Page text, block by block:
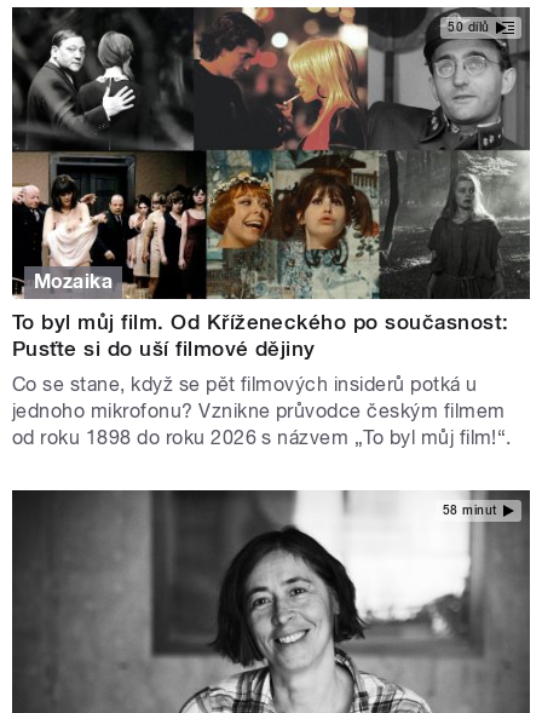
50 dílů
Mozaika
To byl můj film. Od Kříženeckého po současnost:
Pusťte si do uší filmové dějiny
Co se stane, když se pět filmových insiderů potká u
jednoho mikrofonu? Vznikne průvodce českým filmem
od roku 1898 do roku 2026 s názvem „To byl můj film!“.
58 minut